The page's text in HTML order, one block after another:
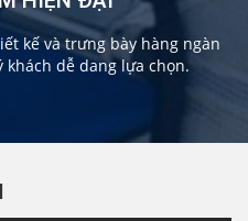
kế và trưng bày hàng ngàn
dễ dang lựa chọn.